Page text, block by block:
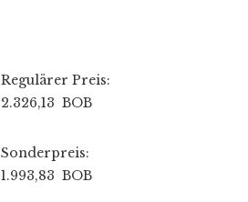
Regulärer Preis:
2.326,13 BOB
Sonderpreis:
1.993,83 BOB